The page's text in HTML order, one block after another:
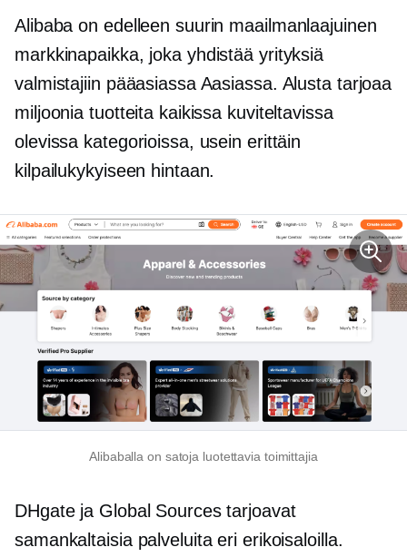
Alibaba on edelleen suurin maailmanlaajuinen
markkinapaikka, joka yhdistää yrityksiä
valmistajiin pääasiassa Aasiassa. Alusta tarjoaa
miljoonia tuotteita kaikissa kuviteltavissa
olevissa kategorioissa, usein erittäin
kilpailukykyiseen hintaan.
Alibaballa on satoja luotettavia toimittajia
DHgate ja Global Sources tarjoavat
samankaltaisia palveluita eri erikoisaloilla.